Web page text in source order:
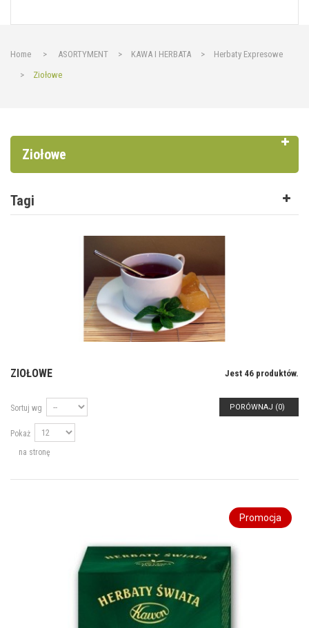
Home > ASORTYMENT > KAWA I HERBATA >
Herbaty Expresowe
>
Ziołowe
Ziołowe
Tagi
ZIOŁOWE Jest 46 produktów.
PORÓWNAJ (0)
Sortuj wg
Pokaż
na stronę
Promocja